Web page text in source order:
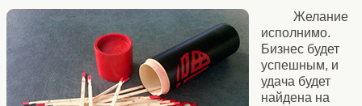
Желание
исполнимо.
Бизнес будет
успешным, и
удача будет
найдена на